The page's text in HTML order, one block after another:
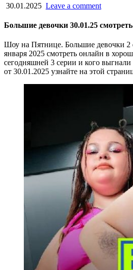
30.01.2025 Leave a comment
Большие девочки 30.01.25
Шоу на Пятнице. Большие девочки 2
января 2025 смотреть онлайн в
сегодняшней 3 серии и кого
от 30.01.2025 узнайте на этой